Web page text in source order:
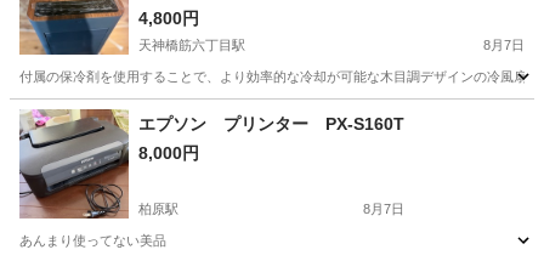
4,800円
天神橋筋六丁目駅 8月7日
付属の保冷剤を使用することで、より効率的な冷却が可能な木目調デザインの冷風扇
大阪 大阪市 天神橋筋六丁目駅
エプソン プリンター PX-S160T
8,000円
柏原駅 8月7日
あんまり使ってない美品